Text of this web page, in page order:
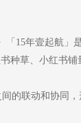
15年壹起航」
种草、小红书铺
的联动和协同，